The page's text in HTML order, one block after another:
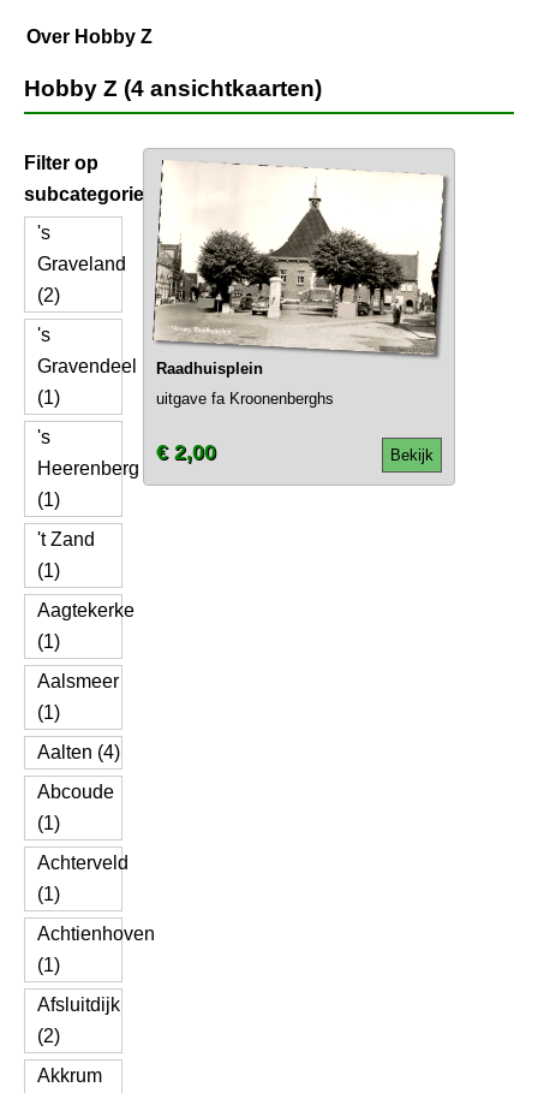
Over Hobby Z
Hobby Z (4 ansichtkaarten)
Filter op
subcategorie
's
Graveland
(2)
's
Gravendeel
(1)
's
Heerenberg
(1)
't Zand
(1)
Aagtekerke
(1)
Aalsmeer
(1)
Aalten (4)
Abcoude
(1)
Achterveld
(1)
Achtienhoven
(1)
Afsluitdijk
(2)
Akkrum
Raadhuisplein
uitgave fa Kroonenberghs
Bekijk
€ 2,00